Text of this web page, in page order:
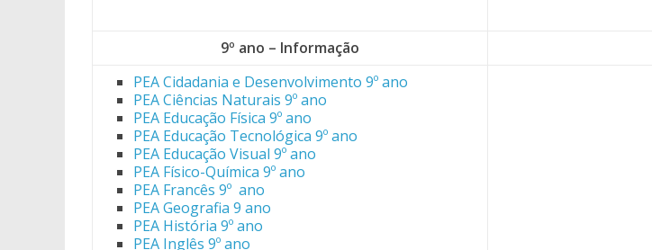
9º ano – Informação
PEA Cidadania e Desenvolvimento 9º ano
PEA Ciências Naturais 9º ano
PEA Educação Física 9º ano
PEA Educação Tecnológica 9º ano
PEA Educação Visual 9º ano
PEA Físico-Química 9º ano
PEA Francês 9º ano
PEA Geografia 9 ano
PEA História 9º ano
PEA Inglês 9º ano